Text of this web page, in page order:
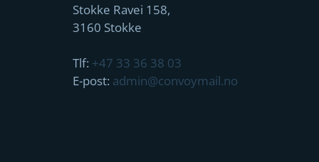
Stokke Ravei 158,
3160 Stokke
Tlf: +47 33 36 38 03
E-post: admin@convoymail.no